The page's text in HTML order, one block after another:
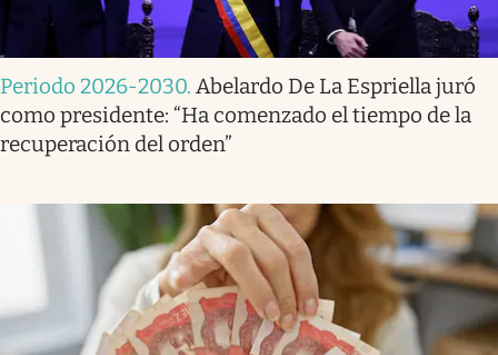
Periodo 2026-2030. Abelardo De La Espriella juró
como presidente: “Ha comenzado el tiempo de la
recuperación del orden”